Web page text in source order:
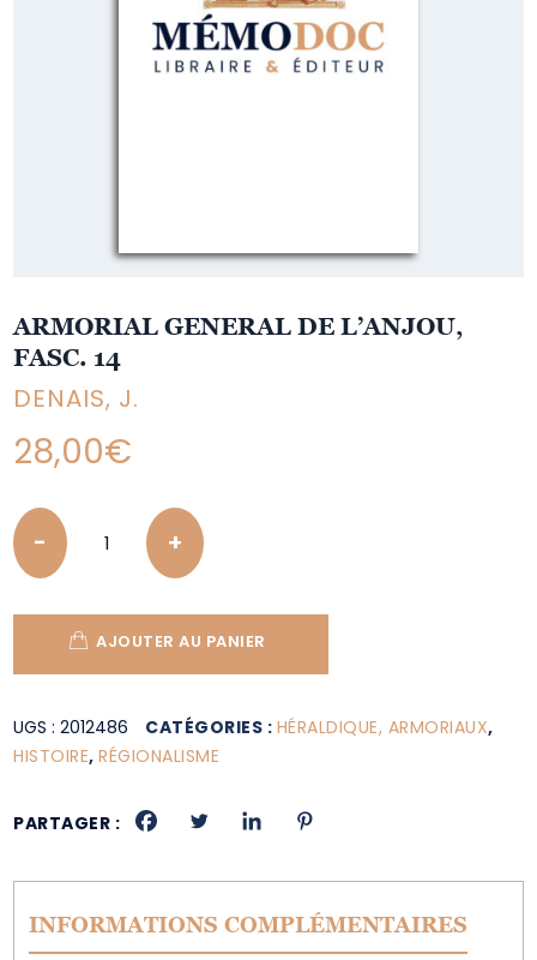
ARMORIAL GENERAL DE L’ANJOU,
FASC. 14
DENAIS, J.
28,00€
Quantity
AJOUTER AU PANIER
UGS :2012486 CATÉGORIES : HÉRALDIQUE, ARMORIAUX,
HISTOIRE,RÉGIONALISME
PARTAGER :
INFORMATIONS COMPLÉMENTAIRES